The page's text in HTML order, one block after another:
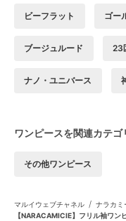
ビーフラット ゴー
ブージュルード 23
ナノ・ユニバース
ワンピースを関連カテゴ
その他ワンピース
マルイウェブチャネル / ナラカミ
【NARACAMICIE】フリル袖ワン